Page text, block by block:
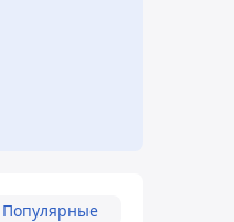
Популярные